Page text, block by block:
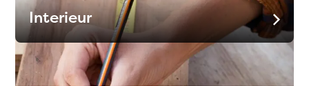
Interieur